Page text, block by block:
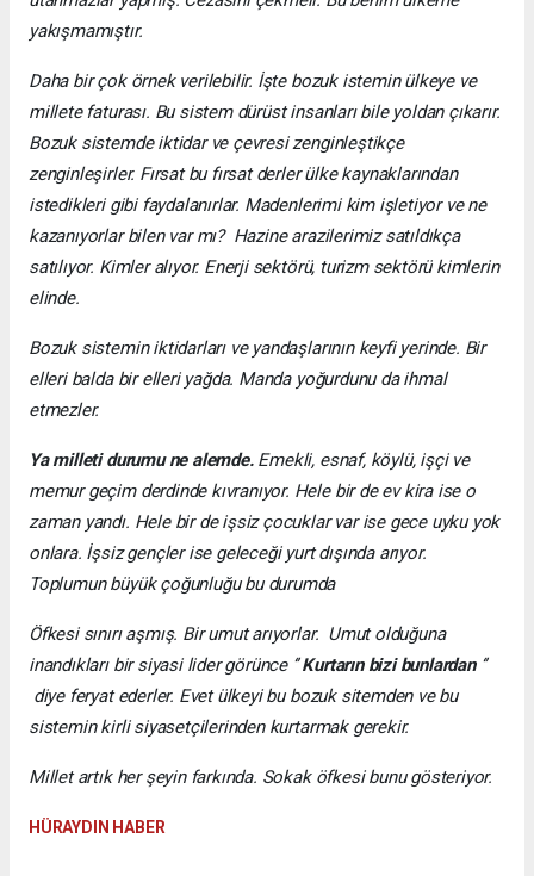
yakışmamıştır.
Daha bir çok örnek verilebilir. İşte bozuk istemin ülkeye ve
millete faturası. Bu sistem dürüst insanları bile yoldan çıkarır.
Bozuk sistemde iktidar ve çevresi zenginleştikçe
zenginleşirler. Fırsat bu fırsat derler ülke kaynaklarından
istedikleri gibi faydalanırlar. Madenlerimi kim işletiyor ve ne
kazanıyorlar bilen var mı? Hazine arazilerimiz satıldıkça
satılıyor. Kimler alıyor. Enerji sektörü, turizm sektörü kimlerin
elinde.
Bozuk sistemin iktidarları ve yandaşlarının keyfi yerinde. Bir
elleri balda bir elleri yağda. Manda yoğurdunu da ihmal
etmezler.
Ya milleti durumu ne alemde.Emekli, esnaf, köylü, işçi ve
memur geçim derdinde kıvranıyor. Hele bir de ev kira ise o
zaman yandı. Hele bir de işsiz çocuklar var ise gece uyku yok
onlara. İşsiz gençler ise geleceği yurt dışında arıyor.
Toplumun büyük çoğunluğu bu durumda
Öfkesi sınırı aşmış. Bir umut arıyorlar. Umut olduğuna
inandıkları bir siyasi lider görünce ‘’Kurtarın bizi bunlardan‘’
diye feryat ederler. Evet ülkeyi bu bozuk sitemden ve bu
sistemin kirli siyasetçilerinden kurtarmak gerekir.
Millet artık her şeyin farkında. Sokak öfkesi bunu gösteriyor.
HÜRAYDIN HABER